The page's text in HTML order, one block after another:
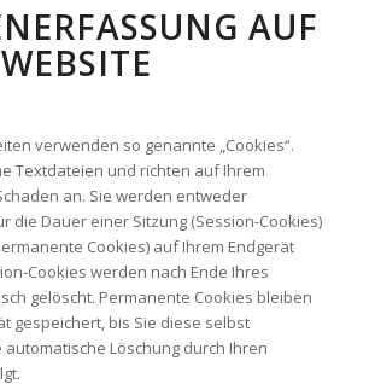
AUF
verwenden so genannte „Cookies“.
Textdateien und richten auf Ihrem
an. Sie werden entweder
die Dauer einer Sitzung (Session-Cookies)
Cookies) auf Ihrem Endgerät
Cookies werden nach Ende Ihres
gelöscht. Permanente Cookies bleiben
gespeichert, bis Sie diese selbst
Löschung durch Ihren